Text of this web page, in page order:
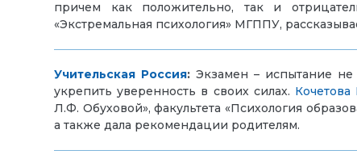
причем как положительно, так и
«Экстремальная психология» МГППУ,
Учительская Россия:Экзамен – испытание не
укрепить уверенность в своих силах.
Л.Ф. Обуховой», факультета «Психология
а также дала рекомендации родителям.